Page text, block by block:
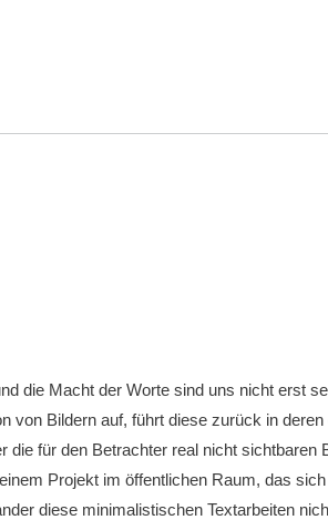
die Macht der Worte sind uns nicht erst
von Bildern auf, führt diese zurück in
die für den Betrachter real nicht sichtbaren
Projekt im öffentlichen Raum, das
diese minimalistischen Textarbeiten